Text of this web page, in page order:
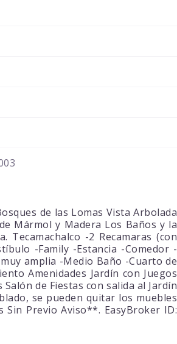
de las Lomas Vista Arbolada
Mármol y Madera Los Baños y la
Tecamachalco -2 Recamaras (con
-Family -Estancia -Comedor -
amplia -Medio Baño -Cuarto de
Amenidades Jardín con Juegos
de Fiestas con salida al Jardín
se pueden quitar los muebles
Previo Aviso**. EasyBroker ID: